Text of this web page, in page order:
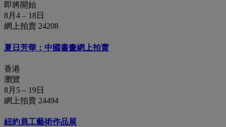
即將開始
8月4 – 18日
網上拍賣 24208
夏日芳華：中國書畫網上拍賣
香港
瀏覽
8月5 – 19日
網上拍賣 24494
紐約員工藝術作品展